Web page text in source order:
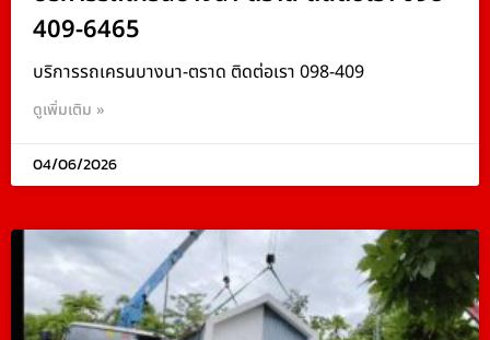
409-6465
บริการรถเครนบางนา-ตราด ติดต่อเรา 098-409
ดูเพิ่มเติม »
04/06/2026